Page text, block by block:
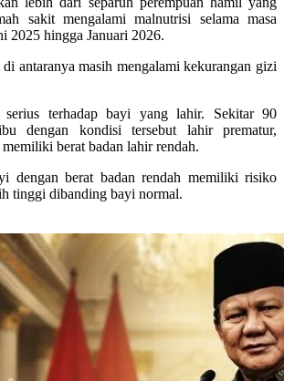
sakit mengalami malnutrisi selama masa
2025 hingga Januari 2026.
antaranya masih mengalami kekurangan gizi
serius terhadap bayi yang lahir. Sekitar 90
dengan kondisi tersebut lahir prematur,
memiliki berat badan lahir rendah.
dengan berat badan rendah memiliki risiko
tinggi dibanding bayi normal.